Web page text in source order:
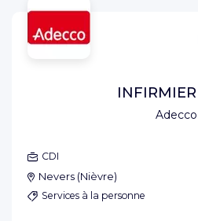
Adecco
CDI
Nevers (Nièvre)
Services à la personne